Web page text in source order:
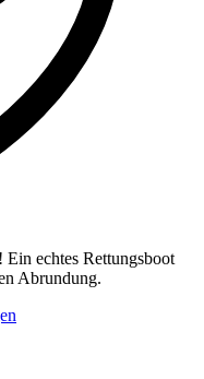
echtes Rettungsboot
Abrundung.